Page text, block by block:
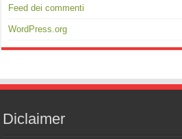
Feed dei commenti
WordPress.org
Diclaimer